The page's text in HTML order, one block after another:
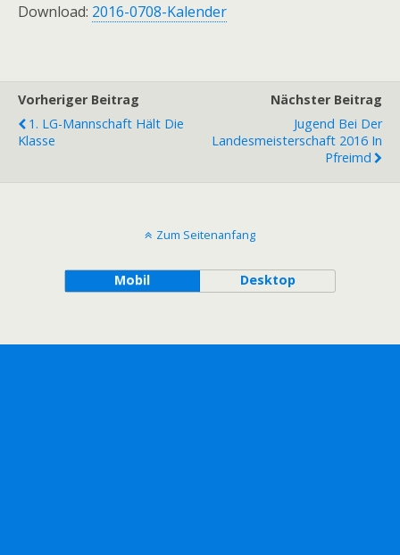
Download: 2016-0708-Kalender
Vorheriger Beitrag
1. LG-Mannschaft Hält Die
Klasse
Nächster Beitrag
Jugend Bei Der
Landesmeisterschaft 2016 In
Pfreimd
Zum Seitenanfang
Mobil Desktop